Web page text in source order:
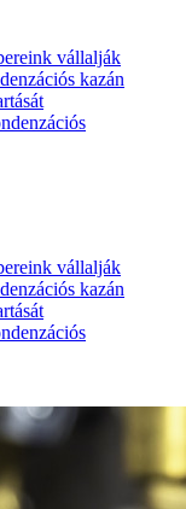
vállalják
kazán
vállalják
kazán